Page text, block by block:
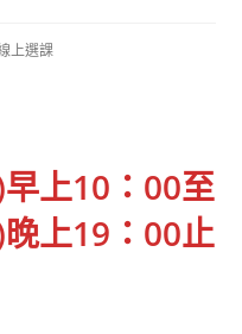
上選課
上10：00至
晚上19 ：00止